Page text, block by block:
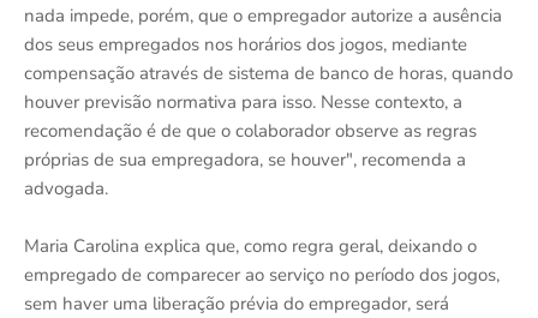
nada impede, porém, que o empregador autorize a ausência
dos seus empregados nos horários dos jogos, mediante
compensação através de sistema de banco de horas, quando
houver previsão normativa para isso. Nesse contexto, a
recomendação é de que o colaborador observe as regras
próprias de sua empregadora, se houver", recomenda a
advogada.
Maria Carolina explica que, como regra geral, deixando o
empregado de comparecer ao serviço no período dos jogos,
sem haver uma liberação prévia do empregador, será